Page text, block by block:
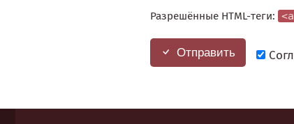
Разрешённые HTML-теги:
Отправить